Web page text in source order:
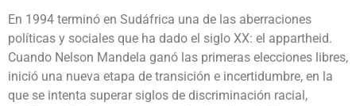
En 1994 terminó en Sudáfrica una de las aberraciones
políticas y sociales que ha dado el siglo XX: el appartheid.
Cuando Nelson Mandela ganó las primeras elecciones libres,
inició una nueva etapa de transición e incertidumbre, en la
que se intenta superar siglos de discriminación racial,